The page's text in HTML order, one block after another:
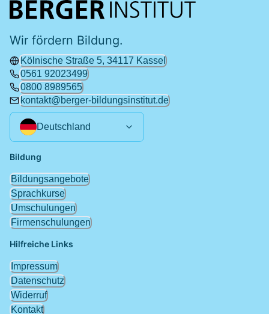
Wir fördern Bildung.
Kölnische Straße 5, 34117 Kassel
0561 92023499
0800 8989565
kontakt@berger-bildungsinstitut.de
Deutschland
Hilfreiche Links
Impressum
Datenschutz
Widerruf
Kontakt
Bildung
Bildungsangebote
Sprachkurse
Umschulungen
Firmenschulungen